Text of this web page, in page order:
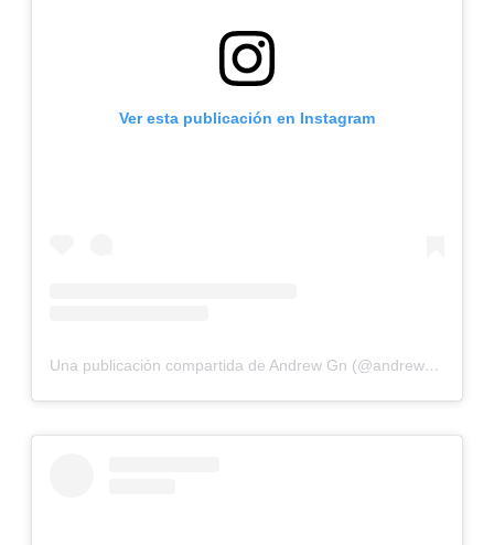
Ver esta publicación en Instagram
Una publicación compartida de Andrew Gn (@andrewgn)